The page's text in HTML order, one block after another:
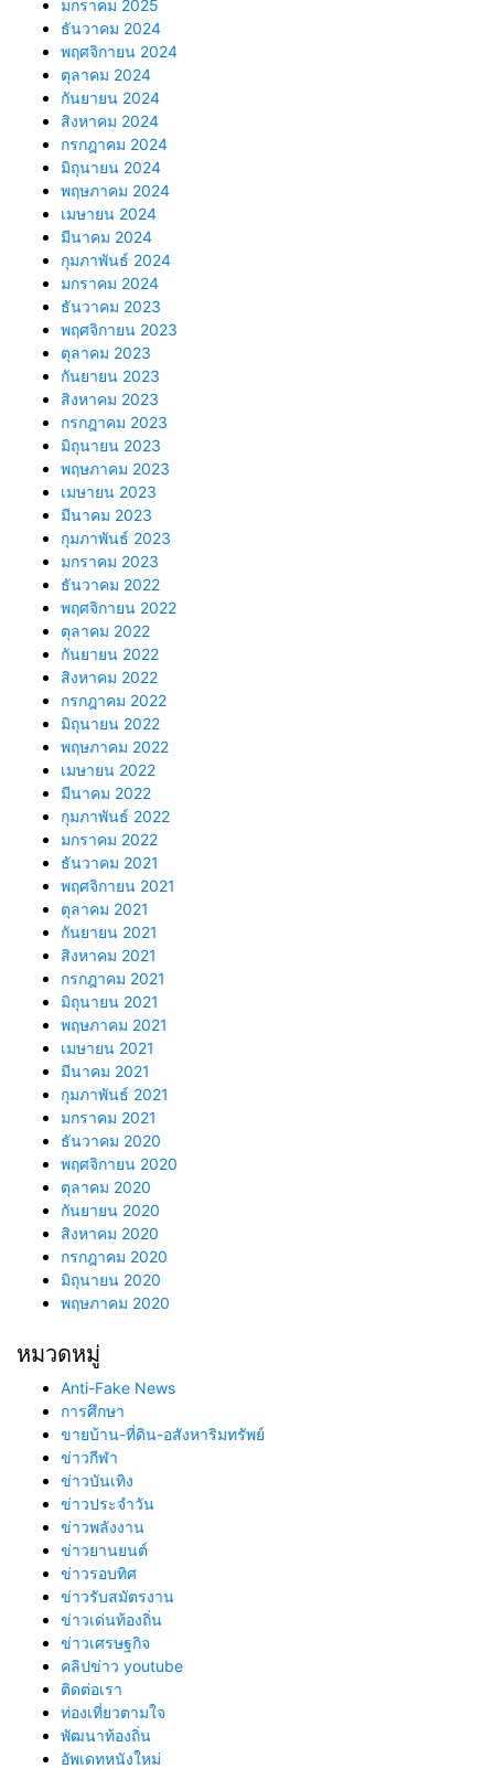
มกราคม 2025
ธันวาคม 2024
พฤศจิกายน 2024
ตุลาคม 2024
กันยายน 2024
สิงหาคม 2024
กรกฎาคม 2024
มิถุนายน 2024
พฤษภาคม 2024
เมษายน 2024
มีนาคม 2024
กุมภาพันธ์ 2024
มกราคม 2024
ธันวาคม 2023
พฤศจิกายน 2023
ตุลาคม 2023
กันยายน 2023
สิงหาคม 2023
กรกฎาคม 2023
มิถุนายน 2023
พฤษภาคม 2023
เมษายน 2023
มีนาคม 2023
กุมภาพันธ์ 2023
มกราคม 2023
ธันวาคม 2022
พฤศจิกายน 2022
ตุลาคม 2022
กันยายน 2022
สิงหาคม 2022
กรกฎาคม 2022
มิถุนายน 2022
พฤษภาคม 2022
เมษายน 2022
มีนาคม 2022
กุมภาพันธ์ 2022
มกราคม 2022
ธันวาคม 2021
พฤศจิกายน 2021
ตุลาคม 2021
กันยายน 2021
สิงหาคม 2021
กรกฎาคม 2021
มิถุนายน 2021
พฤษภาคม 2021
เมษายน 2021
มีนาคม 2021
กุมภาพันธ์ 2021
มกราคม 2021
ธันวาคม 2020
พฤศจิกายน 2020
ตุลาคม 2020
กันยายน 2020
สิงหาคม 2020
กรกฎาคม 2020
มิถุนายน 2020
พฤษภาคม 2020
หมวดหมู่
Anti-Fake News
การศึกษา
ขายบ้าน-ที่ดิน-อสังหาริมทรัพย์
ข่าวกีฬา
ข่าวบันเทิง
ข่าวประจำวัน
ข่าวพลังงาน
ข่าวยานยนต์
ข่าวรอบทิศ
ข่าวรับสมัตรงาน
ข่าวเด่นท้องถิ่น
ข่าวเศรษฐกิจ
คลิปข่าว youtube
ติดต่อเรา
ท่องเที่ยวตามใจ
พัฒนาท้องถิ่น
อัพเดทหนังใหม่